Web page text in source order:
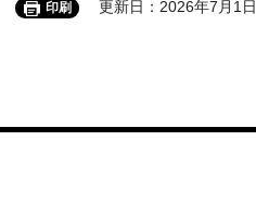
印刷 更新日：2026年7月1日